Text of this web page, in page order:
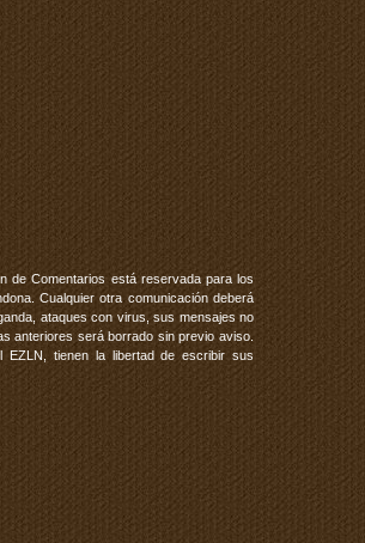
de Comentarios está reservada para los
Cualquier otra comunicación deberá
ataques con virus, sus mensajes no
anteriores será borrado sin previo aviso.
tienen la libertad de escribir sus